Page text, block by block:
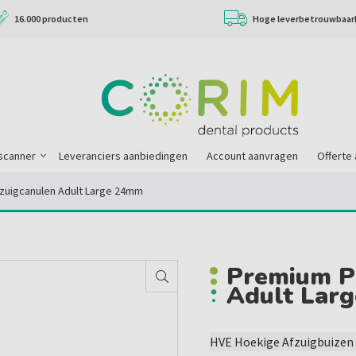
16.000 producten Hoge
Leveranciers aanbiedingen Account aanvragen Offerte
Adult Large 24mm
Premium
Adult
HVE Hoekige